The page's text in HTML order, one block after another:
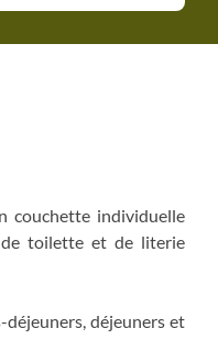
couchette individuelle
toilette et de literie
déjeuners et
individuelles à